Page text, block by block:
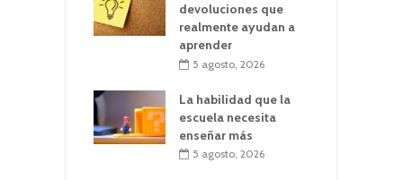
devoluciones que
realmente ayudan a
aprender
5 agosto, 2026
La habilidad que la
escuela necesita
enseñar más
5 agosto, 2026